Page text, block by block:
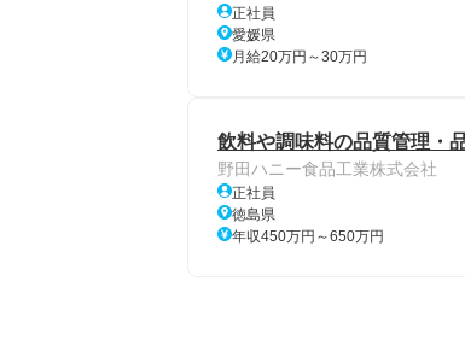
正社員
愛媛県
月給20万円～30万円
飲料や調味料の品質管理・
野田ハニー食品工業株式会社
正社員
徳島県
年収450万円～650万円